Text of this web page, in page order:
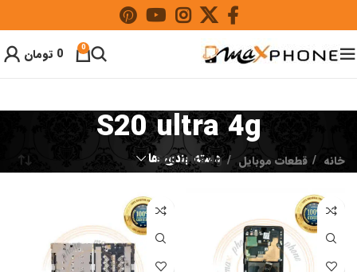
0
0 تومان
S20 ultra 4g
دسته بندی ها خانه قطعات موبایل S20 ultra 4g